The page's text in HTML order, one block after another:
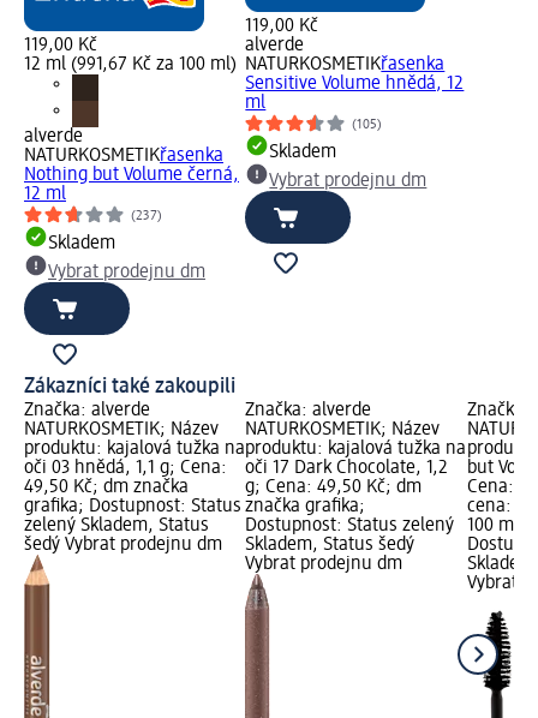
119,00 Kč
12 ml (991,67 Kč za 100 ml)
alverde
NATURKOSMETIKřasenka
Nothing but Volume černá,
12 ml
(237)
Skladem
Vybrat prodejnu dm
119,00 Kč
alverde
NATURKOSMETIKřasenka
Sensitive Volume hnědá, 12
ml
(105)
Skladem
Vybrat prodejnu dm
Zákazníci také zakoupili
Značka: alverde
NATURKOSMETIK; Název
produktu: kajalová tužka na
oči 03 hnědá, 1,1 g; Cena:
49,50 Kč; dm značka
grafika; Dostupnost: Status
zelený Skladem, Status
šedý Vybrat prodejnu dm
Značka: alverde
NATURKOSMETIK; Název
produktu: kajalová tužka na
oči 17 Dark Chocolate, 1,2
g; Cena: 49,50 Kč; dm
značka grafika;
Dostupnost: Status zelený
Skladem, Status šedý
Vybrat prodejnu dm
Značka:
but
Cena:
cena: 12
100 ml);
Vybrat